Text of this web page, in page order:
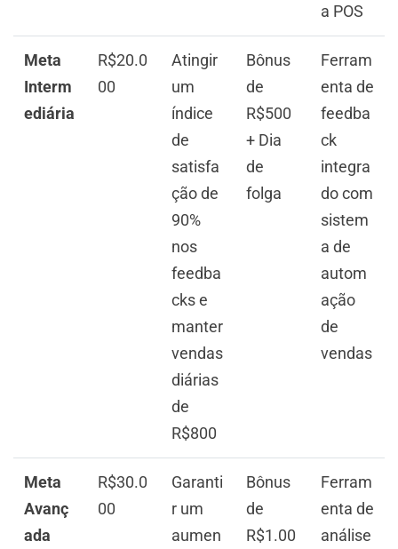
a POS
Meta
Interm
ediária
R$20.0
00
Atingir
um
índice
de
satisfa
ção de
90%
nos
feedba
cks e
manter
vendas
diárias
de
R$800
Bônus
de
R$500
+ Dia
de
folga
Ferram
enta de
feedba
ck
integra
do com
sistem
a de
autom
ação
de
vendas
Meta
Avanç
ada
R$30.0
00
Garanti
r um
aumen
Bônus
de
R$1.00
Ferram
enta de
análise